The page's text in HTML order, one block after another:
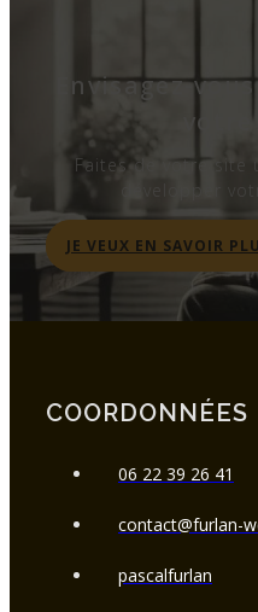
Envisagez-
Faites de votre
développer
JE VEUX EN SAVOIR
COORDONNÉES
06 22 39 26 41
contact@furlan-
pascalfurlan